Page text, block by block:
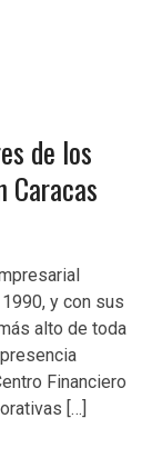
de los
Caracas
y con sus
alto de toda
Financiero
[…]